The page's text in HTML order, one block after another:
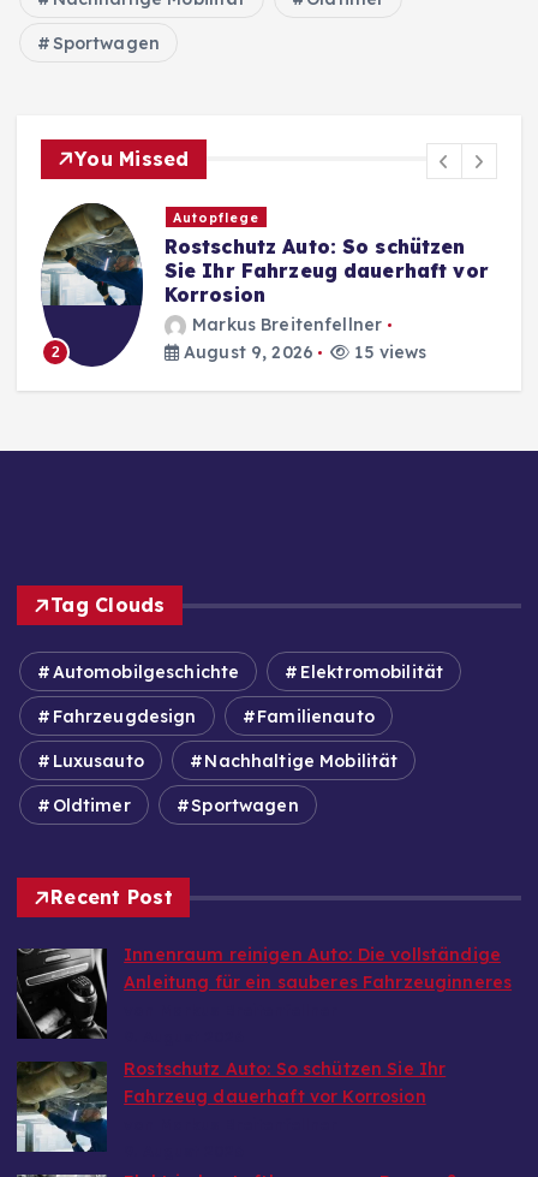
Sportwagen
You Missed
2
Autopflege
Rostschutz Auto: So schützen
Sie Ihr Fahrzeug dauerhaft vor
Korrosion
Markus Breitenfellner
August 9, 2026
15 views
Tag Clouds
Automobilgeschichte Elektromobilität
Fahrzeugdesign Familienauto
Luxusauto Nachhaltige Mobilität
Oldtimer Sportwagen
Recent Post
Innenraum reinigen Auto: Die vollständige
Anleitung für ein sauberes Fahrzeuginneres
Rostschutz Auto: So schützen Sie Ihr
Fahrzeug dauerhaft vor Korrosion